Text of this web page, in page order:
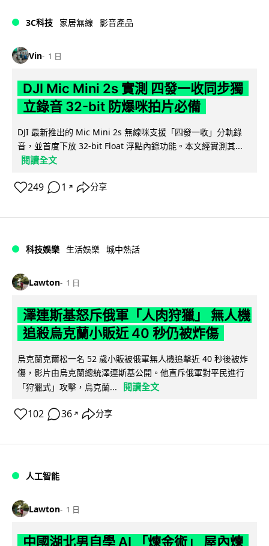
3C科技 家居無線 影音產品
Vin 1 日
DJI Mic Mini 2s 實測 四發一收同步獨
立錄音 32-bit 防爆咪拍片必備
DJI 最新推出的 Mic Mini 2s 無線咪支援「四發一收」分軌錄
音，並首度下放 32-bit Float 浮點內錄功能。本文經實測其...
閱讀全文
249 1 ↗ 分享
科技娛樂 生活娛樂 城中熱話
Lawton 1 日
澤連斯基怒斥俄軍「人肉狩獵」 無人機
追殺烏克蘭小販近 40 秒仍被炸傷
烏克蘭克爾松一名 52 歲小販被俄軍無人機追擊近 40 秒後被炸
傷，影片由烏克蘭總統澤連斯基公開。他直斥俄軍對平民進行
「狩獵式」攻擊，烏克蘭...
閱讀全文
102 36 ↗ 分享
人工智能
Lawton 1 日
中國湖北男自學 AI 「煉金術」 屋內煉